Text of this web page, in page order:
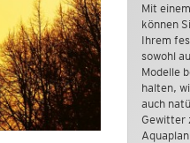
Mit
können
Ihrem
sowohl
Modelle
halten,
auch
Gewitter